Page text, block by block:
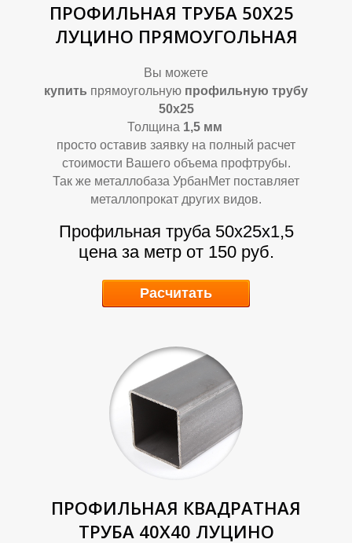
А
ПРОФИЛЬНАЯ ТРУБА 50Х25
ЛУЦИНО ПРЯМОУГОЛЬНАЯ
Вы можете
купить прямоугольную профильную трубу
50х25
Толщина 1,5мм
просто оставив заявку на полный расчет
стоимости Вашего объема профтрубы.
Так же металлобаза УрбанМет поставляет
металлопрокат других видов.
Профильная труба 50х25х1,5
цена за метр от 150 руб.
Расчитать
ПРОФИЛЬНАЯ КВАДРАТНАЯ
ТРУБА 40Х40 ЛУЦИНО
А